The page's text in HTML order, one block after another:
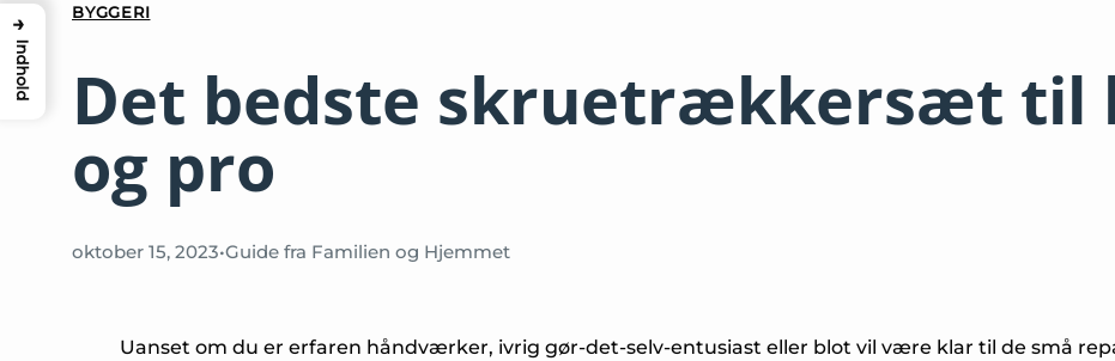
BYGGERI
Det bedste skruetrækkersæt til
og pro
oktober 15, 2023•Guide fra Familien og Hjemmet
Uanset om du er erfaren håndværker, ivrig gør-det-selv-entusiast eller blot vil være klar til de små
→
Indhold